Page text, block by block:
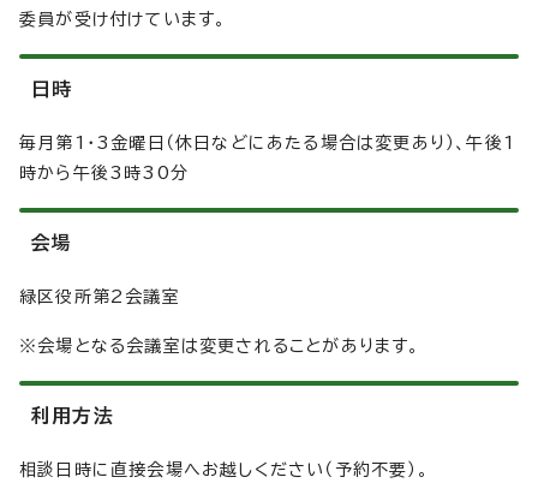
委員が受け付けています。
日時
毎月第1・3金曜日（休日などにあたる場合は変更あり）、午後1
時から午後3時30分
会場
緑区役所第2会議室
※会場となる会議室は変更されることがあります。
利用方法
相談日時に直接会場へお越しください（予約不要）。